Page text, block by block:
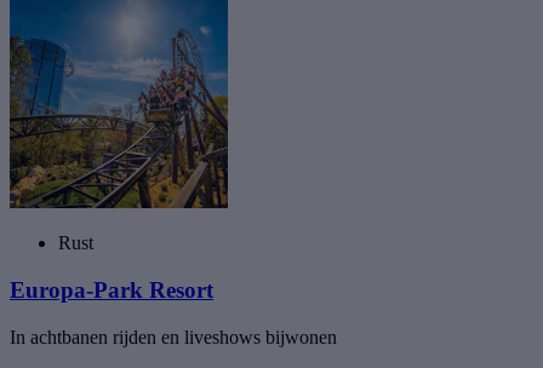
Rust
Europa-Park Resort
In achtbanen rijden en liveshows bijwonen